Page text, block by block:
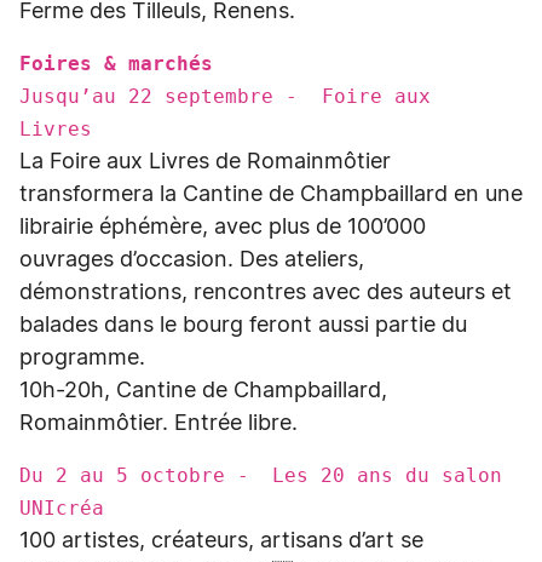
Ferme des Tilleuls, Renens.
Foires & marchés
Jusqu’au 22 septembre - Foire aux
Livres
La Foire aux Livres de Romainmôtier
transformera la Cantine de Champbaillard en une
librairie éphémère, avec plus de 100’000
ouvrages d’occasion. Des ateliers,
démonstrations, rencontres avec des auteurs et
balades dans le bourg feront aussi partie du
programme.
10h-20h, Cantine de Champbaillard,
Romainmôtier. Entrée libre.
Du 2 au 5 octobre - Les 20 ans du salon
UNIcréa
100 artistes, créateurs, artisans d’art se